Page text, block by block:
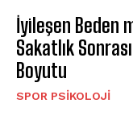
İyileşen Beden
Sakatlık
Boyutu
SPOR PSIKOLOJI